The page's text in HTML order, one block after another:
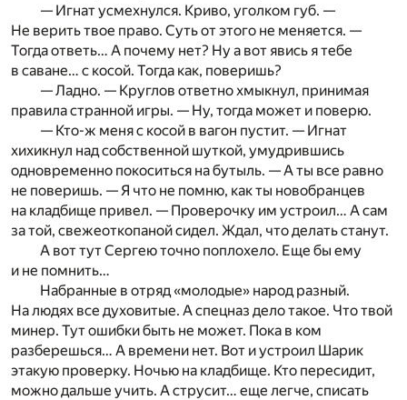
— Игнат усмехнулся. Криво, уголком губ. —
Не верить твое право. Суть от этого не меняется. —
Тогда ответь… А почему нет? Ну а вот явись я тебе
в саване… с косой. Тогда как, поверишь?
— Ладно. — Круглов ответно хмыкнул, принимая
правила странной игры. — Ну, тогда может и поверю.
— Кто-ж меня с косой в вагон пустит. — Игнат
хихикнул над собственной шуткой, умудрившись
одновременно покоситься на бутыль. — А ты все равно
не поверишь. — Я что не помню, как ты новобранцев
на кладбище привел. — Проверочку им устроил… А сам
за той, свежеоткопаной сидел. Ждал, что делать станут.
А вот тут Сергею точно поплохело. Еще бы ему
и не помнить…
Набранные в отряд «молодые» народ разный.
На людях все духовитые. А спецназ дело такое. Что твой
минер. Тут ошибки быть не может. Пока в ком
разберешься… А времени нет. Вот и устроил Шарик
этакую проверку. Ночью на кладбище. Кто пересидит,
можно дальше учить. А струсит… еще легче, списать